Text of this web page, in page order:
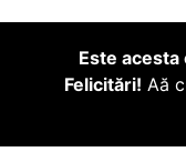
Este
Felicitări! Aă